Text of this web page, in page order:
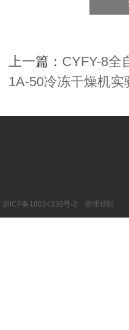
上一篇： CYFY-8全
1A-50冷冻干燥机
浙ICP备18024336号-2 管理登陆